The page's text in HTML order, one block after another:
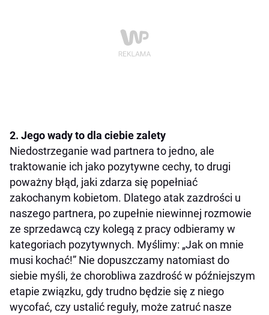
2. Jego wady to dla ciebie zalety
Niedostrzeganie wad partnera to jedno, ale
traktowanie ich jako pozytywne cechy, to drugi
poważny błąd, jaki zdarza się popełniać
zakochanym kobietom. Dlatego atak zazdrości u
naszego partnera, po zupełnie niewinnej rozmowie
ze sprzedawcą czy kolegą z pracy odbieramy w
kategoriach pozytywnych. Myślimy: „Jak on mnie
musi kochać!” Nie dopuszczamy natomiast do
siebie myśli, że chorobliwa zazdrość w późniejszym
etapie związku, gdy trudno będzie się z niego
wycofać, czy ustalić reguły, może zatruć nasze